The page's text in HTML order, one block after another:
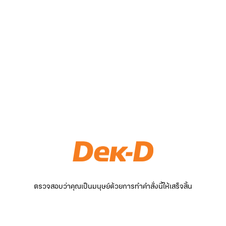
ตรวจสอบว่าคุณเป็นมนุษย์ด้วยการทำคำสั่งนี้ให้เสร็จสิ้น